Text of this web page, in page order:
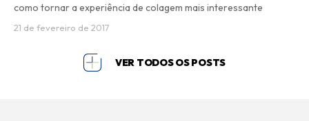
como tornar a experiência de colagem mais interessante
21 de fevereiro de 2017
VER TODOS OS POSTS